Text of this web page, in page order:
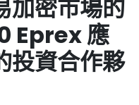
加密市場的
Eprex 應
投資合作夥